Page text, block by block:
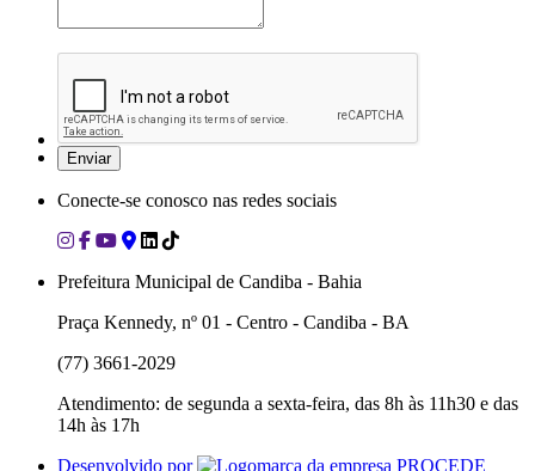
Conecte-se conosco nas redes sociais
Prefeitura Municipal de Candiba - Bahia
Praça Kennedy, nº 01 - Centro - Candiba - BA
(77) 3661-2029
Atendimento: de segunda a sexta-feira, das 8h às 11h30 e das
14h às 17h
Desenvolvido por